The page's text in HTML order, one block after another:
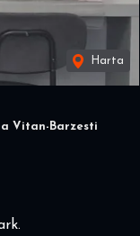
Harta
Vitan-Barzesti